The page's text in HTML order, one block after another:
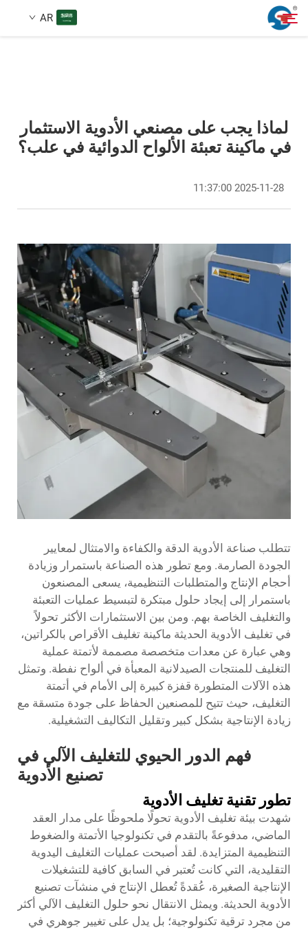
AR
منتجات
الخدمات
اتصل بنا
لماذا يجب على مصنعي الأدوية الاستثمار
في ماكينة تعبئة الألواح الدوائية في علب؟
2025-11-28 11:37:00
تتطلب صناعة الأدوية الدقة والكفاءة والامتثال لمعايير
الجودة الصارمة. ومع تطور هذه الصناعة باستمرار وزيادة
أحجام الإنتاج والمتطلبات التنظيمية، يسعى المصنعون
باستمرار إلى إيجاد حلول مبتكرة لتبسيط عمليات التعبئة
والتغليف الخاصة بهم. ومن بين الاستثمارات الأكثر تحولاً
في تغليف الأدوية الحديثة ماكينة تغليف الأقراص بالكراتين،
وهي عبارة عن معدات متخصصة مصممة لأتمتة عملية
التغليف للمنتجات الصيدلانية المعبأة في ألواح نفطة. وتمثل
هذه الآلات المتطورة قفزة كبيرة إلى الأمام في أتمتة
التغليف، حيث تتيح للمصنعين الحفاظ على جودة متسقة مع
زيادة الإنتاجية بشكل كبير وتقليل التكاليف التشغيلية.
فهم الدور الحيوي للتغليف الآلي في
تصنيع الأدوية
تطور تقنية تغليف الأدوية
شهدت بيئة تغليف الأدوية تحولًا ملحوظًا على مدار العقد
الماضي، مدفوعةً بالتقدم في تكنولوجيا الأتمتة والضغوط
التنظيمية المتزايدة. لقد أصبحت عمليات التغليف اليدوية
التقليدية، التي كانت تُعتبر في السابق كافية للتشغيلات
الإنتاجية الصغيرة، عُقدةً تُعطل الإنتاج في منشآت تصنيع
الأدوية الحديثة. ويمثل الانتقال نحو حلول التغليف الآلي أكثر
من مجرد ترقية تكنولوجية؛ بل يدل على تغيير جوهري في